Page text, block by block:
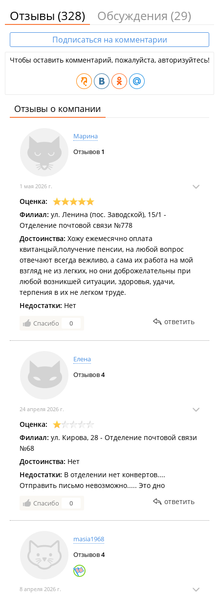
Отзывы (328) Обсуждения (29)
Подписаться на комментарии
Чтобы оставить комментарий, пожалуйста, авторизуйтесь!
Отзывы о компании
Марина
Отзывов 1
1 мая 2026 г.
Оценка:
Филиал: ул. Ленина (пос. Заводской), 15/1 -
Отделение почтовой связи №778
Достоинства: Хожу ежемесячно оплата
квитанцый,получение пенсии, на любой вопрос
отвечают всегда вежливо, а сама их работа на мой
взгляд не из легких, но они доброжелательны при
любой возникшей ситуации, здоровья, удачи,
терпения в их не легком труде.
Недостатки: Нет
Спасибо 0 ответить
Елена
Отзывов4
24 апреля 2026 г.
Оценка:
Филиал: ул. Кирова, 28 - Отделение почтовой связи
№68
Достоинства: Нет
Недостатки: В отделении нет конвертов....
Отправить письмо невозможно..... Это дно
Спасибо 0 ответить
masia1968
Отзывов4
8 апреля 2026 г.